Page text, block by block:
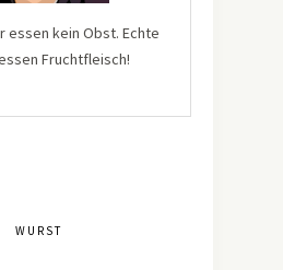
essen kein Obst. Echte
Fruchtfleisch!
WURST